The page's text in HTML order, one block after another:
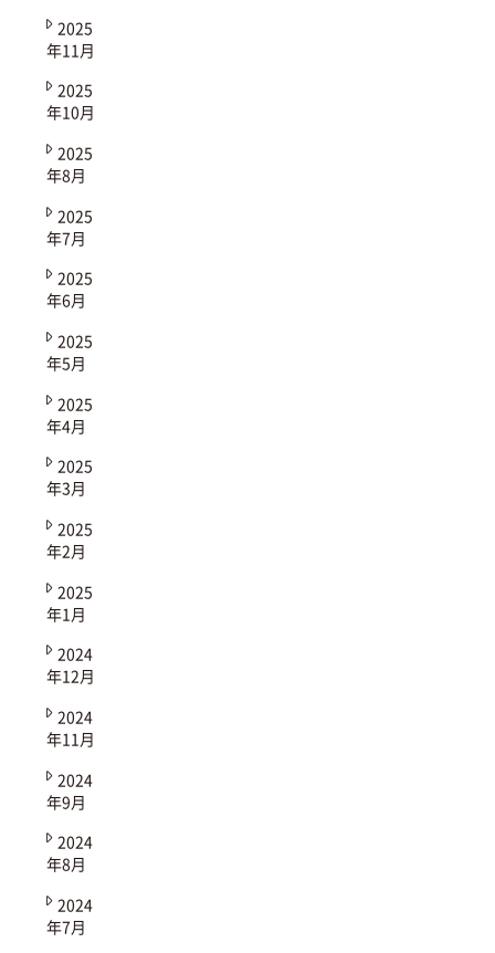
2025
年11月
2025
年10月
2025
年8月
2025
年7月
2025
年6月
2025
年5月
2025
年4月
2025
年3月
2025
年2月
2025
年1月
2024
年12月
2024
年11月
2024
年9月
2024
年8月
2024
年7月